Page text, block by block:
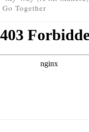
Go Together